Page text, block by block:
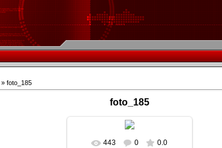
» foto_185
foto_185
443 0 0.0